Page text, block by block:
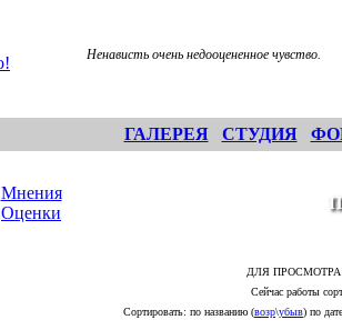
Ненависть очень недооцененное чувство.
ГАЛЕРЕЯ СТУДИЯ
Мнения
Оценки
ДЛЯ
Сейчас работы
Сортировать: по названию (возр\убыв) по